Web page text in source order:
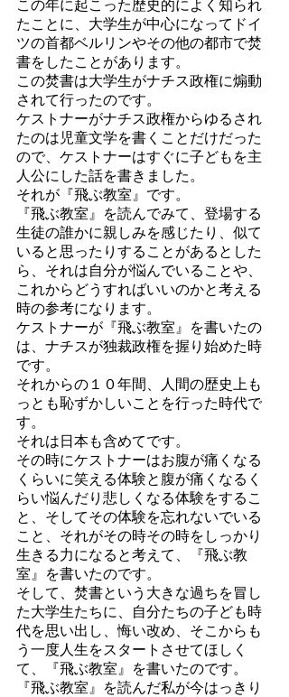
この年に起こった歴史的によく知られ
たことに、大学生が中心になってドイ
ツの首都ベルリンやその他の都市で焚
書をしたことがあります。
この焚書は大学生がナチス政権に煽動
されて行ったのです。
ケストナーがナチス政権からゆるされ
たのは児童文学を書くことだけだった
ので、ケストナーはすぐに子どもを主
人公にした話を書きました。
それが『飛ぶ教室』です。
『飛ぶ教室』を読んでみて、登場する
生徒の誰かに親しみを感じたり、似て
いると思ったりすることがあるとした
ら、それは自分が悩んでいることや、
これからどうすればいいのかと考える
時の参考になります。
ケストナーが『飛ぶ教室』を書いたの
は、ナチスが独裁政権を握り始めた時
です。
それからの１０年間、人間の歴史上も
っとも恥ずかしいことを行った時代で
す。
それは日本も含めてです。
その時にケストナーはお腹が痛くなる
くらいに笑える体験と腹が痛くなるく
らい悩んだり悲しくなる体験をするこ
と、そしてその体験を忘れないでいる
こと、それがその時その時をしっかり
生きる力になると考えて、『飛ぶ教
室』を書いたのです。
そして、焚書という大きな過ちを冒し
た大学生たちに、自分たちの子ども時
代を思い出し、悔い改め、そこからも
う一度人生をスタートさせてほしく
て、『飛ぶ教室』を書いたのです。
『飛ぶ教室』を読んだ私が今はっきり